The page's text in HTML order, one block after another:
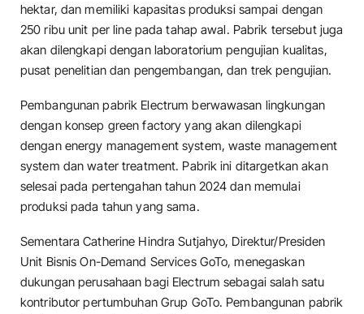
hektar, dan memiliki kapasitas produksi sampai dengan
250 ribu unit per line pada tahap awal. Pabrik tersebut juga
akan dilengkapi dengan laboratorium pengujian kualitas,
pusat penelitian dan pengembangan, dan trek pengujian.
Pembangunan pabrik Electrum berwawasan lingkungan
dengan konsep green factory yang akan dilengkapi
dengan energy management system, waste management
system dan water treatment. Pabrik ini ditargetkan akan
selesai pada pertengahan tahun 2024 dan memulai
produksi pada tahun yang sama.
Sementara Catherine Hindra Sutjahyo, Direktur/Presiden
Unit Bisnis On-Demand Services GoTo, menegaskan
dukungan perusahaan bagi Electrum sebagai salah satu
kontributor pertumbuhan Grup GoTo. Pembangunan pabrik